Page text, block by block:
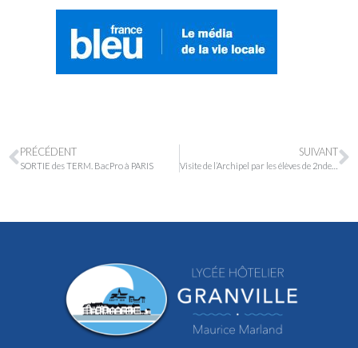
PRÉCÉDENT
SORTIE des TERM. BacPro à PARIS
SUIVANT
Visite de l’Archipel par les élèves de 2nde BacPro